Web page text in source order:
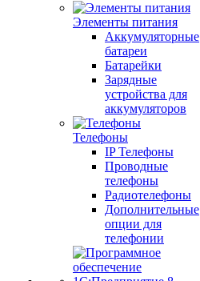
Элементы питания
Аккумуляторные
батареи
Батарейки
Зарядные
устройства для
аккумуляторов
Телефоны
IP Телефоны
Проводные
телефоны
Радиотелефоны
Дополнительные
опции для
телефонии